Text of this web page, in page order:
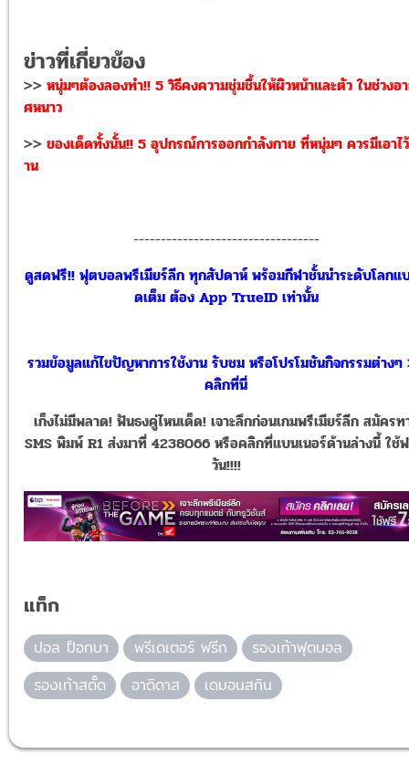
ข่าวที่เกี่ยวข้อง
>> หนุ่มๆต้องลองทำ!! 5 วิธีคงความชุ่มชื้นให้ผิวหน้าและตัว ในช่วงอ
ศหนาว
>> ของเด็ดทั้งนั้น!! 5 อุปกรณ์การออกกำลังกาย ที่หนุ่มๆ ควรมีเอาไ
าน
----------------------------------
ดูสดฟรี!! ฟุตบอลพรีเมียร์ลีก ทุกสัปดาห์ พร้อมกีฬาชั้นนำระดับโลกแ
ดเต็ม ต้อง App TrueID เท่านั้น
รวมข้อมูลแก้ไขปัญหาการใช้งาน รับชม หรือโปรโมชันกิจกรรมต่างๆ
คลิกที่นี่
เก็งไม่มีพลาด! ฟันธงคู่ไหนเด็ด! เจาะลึกก่อนเกมพรีเมียร์ลีก สมัครท
SMS พิมพ์ R1 ส่งมาที่ 4238066 หรือคลิกที่แบนเนอร์ด้านล่างนี้ ใช้
วัน!!!!
แท็ก
ปอล ป็อกบา พรีเดเตอร์ ฟรีก
รองเท้าฟุตบอล
รองเท้าสตั๊ด
อาดิดาส เดมอนสกิน